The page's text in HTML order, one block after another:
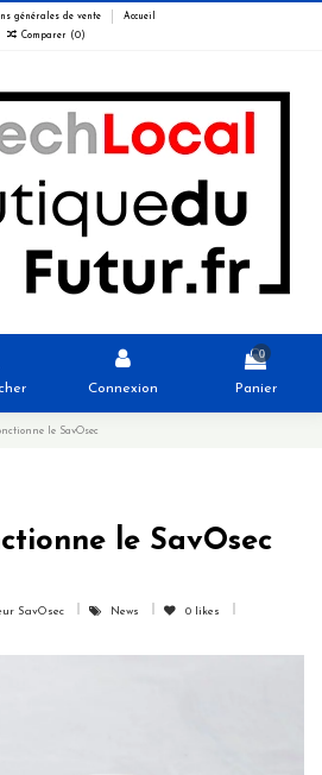
générales de vente Accueil
Comparer (0)
Connexion
0
Panier
le SavOsec
le SavOsec
SavOsec News 0
likes